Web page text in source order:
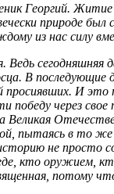
Георгий.
природе
из нас силу
сегодняшняя
В
просиявших. И
через свое
Великая
пытаясь в то же
не просто
кто оружием,
потому